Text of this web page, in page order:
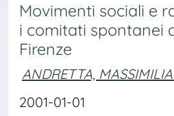
Movimenti sociali e
i comitati spontanei
Firenze
ANDRETTA,
2001-01-01